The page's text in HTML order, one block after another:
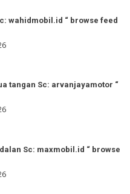
wahidmobil.id “ browse feed
tangan Sc: arvanjayamotor “
Sc: maxmobil.id “ browse